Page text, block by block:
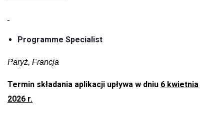
Programme Specialist
Paryż, Francja
Termin składania aplikacji upływa w dniu 6 kwietnia
2026 r.